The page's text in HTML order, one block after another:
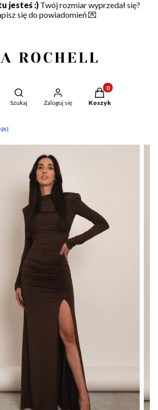
jesteś :) Twój rozmiar wyprzedał się?
się do powiadomień 💌
Otwórz wyszukiwarkę
Szukaj Zaloguj się
Produkty w
Koszyk